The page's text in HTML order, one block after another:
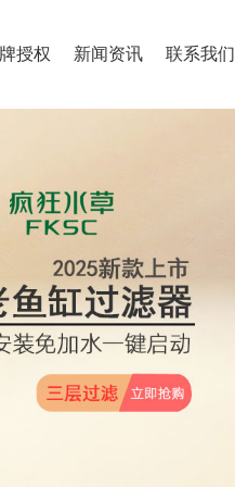
授权 新闻资讯 联系我们